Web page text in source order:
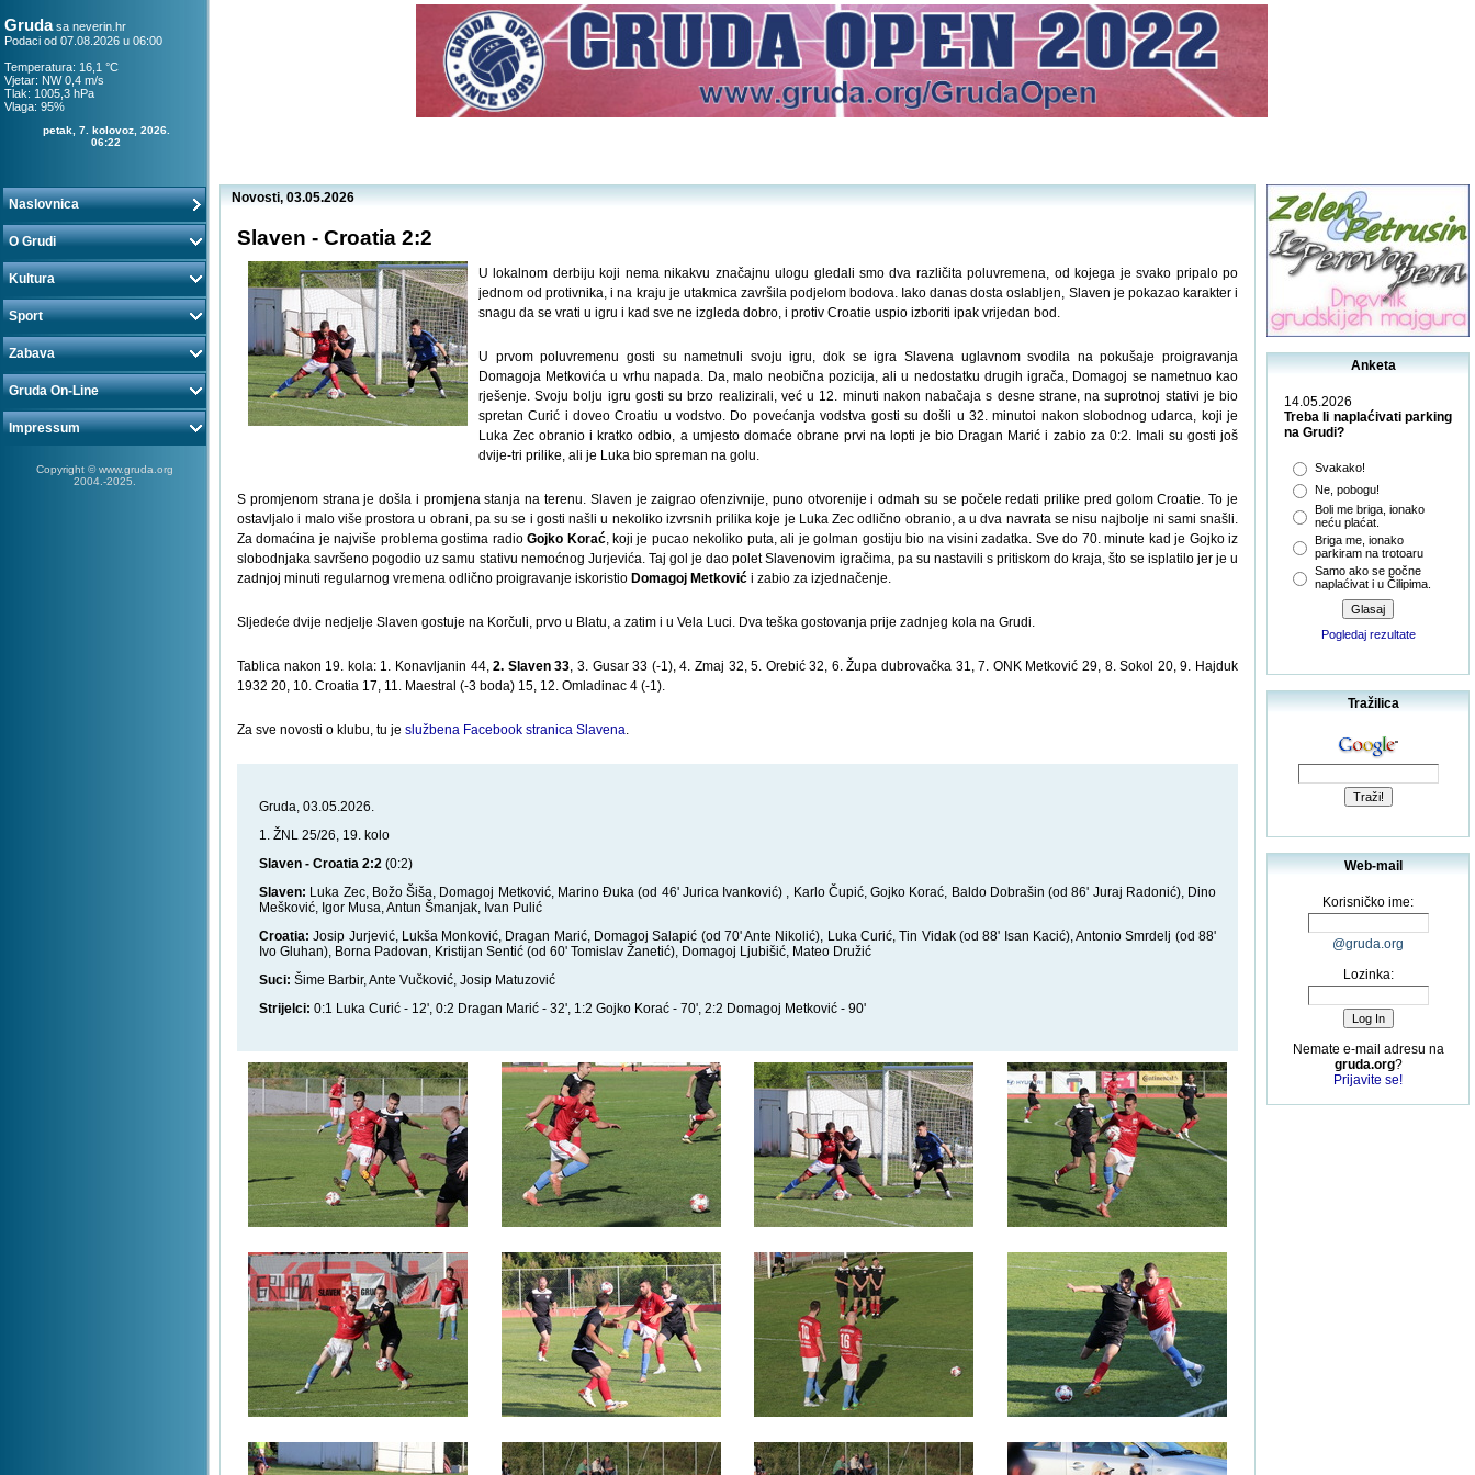
Grudasa neverin.hr
Podaci od 07.08.2026 u 06:00
Temperatura: 16,1 °C
Vjetar: NW 0,4 m/s
Tlak: 1005,3 hPa
Vlaga: 95%
petak, 7. kolovoz, 2026.
06:22
Naslovnica
O Grudi
Kultura
Sport
Zabava
Gruda On-Line
Impressum
Copyright © www.gruda.org
2004.-2025.
Anketa
14.05.2026
Treba li naplaćivati parking
na Grudi?
Svakako!
Ne, pobogu!
Boli me briga, ionako
neću plaćat.
Briga me, ionako
parkiram na trotoaru
Samo ako se počne
naplaćivat i u Čilipima.
Pogledaj rezultate
Tražilica
Web-mail
Korisničko ime:
@gruda.org
Lozinka:
Nemate e-mail adresu na
gruda.org?
Prijavite se!
Novosti, 03.05.2026
Slaven - Croatia 2:2
U lokalnom derbiju koji nema nikakvu značajnu ulogu gledali smo dva različita poluvremena, od kojega je svako pripalo po
jednom od protivnika, i na kraju je utakmica završila podjelom bodova. Iako danas dosta oslabljen, Slaven je pokazao karakter i
snagu da se vrati u igru i kad sve ne izgleda dobro, i protiv Croatie uspio izboriti ipak vrijedan bod.
U prvom poluvremenu gosti su nametnuli svoju igru, dok se igra Slavena uglavnom svodila na pokušaje proigravanja
Domagoja Metkovića u vrhu napada. Da, malo neobična pozicija, ali u nedostatku drugih igrača, Domagoj se nametnuo kao
rješenje. Svoju bolju igru gosti su brzo realizirali, već u 12. minuti nakon nabačaja s desne strane, na suprotnoj stativi je bio
spretan Curić i doveo Croatiu u vodstvo. Do povećanja vodstva gosti su došli u 32. minutoi nakon slobodnog udarca, koji je
Luka Zec obranio i kratko odbio, a umjesto domaće obrane prvi na lopti je bio Dragan Marić i zabio za 0:2. Imali su gosti još
dvije-tri prilike, ali je Luka bio spreman na golu.
S promjenom strana je došla i promjena stanja na terenu. Slaven je zaigrao ofenzivnije, puno otvorenije i odmah su se počele redati prilike pred golom Croatie. To je
ostavljalo i malo više prostora u obrani, pa su se i gosti našli u nekoliko izvrsnih prilika koje je Luka Zec odlično obranio, a u dva navrata se nisu najbolje ni sami snašli.
Za domaćina je najviše problema gostima radioGojko Korać, koji je pucao nekoliko puta, ali je golman gostiju bio na visini zadatka. Sve do 70. minute kad je Gojko iz
slobodnjaka savršeno pogodio uz samu stativu nemoćnog Jurjevića. Taj gol je dao polet Slavenovim igračima, pa su nastavili s pritiskom do kraja, što se isplatilo jer je u
zadnjoj minuti regularnog vremena odlično proigravanje iskoristio Domagoj Metković i zabio za izjednačenje.
Sljedeće dvije nedjelje Slaven gostuje na Korčuli, prvo u Blatu, a zatim i u Vela Luci. Dva teška gostovanja prije zadnjeg kola na Grudi.
Tablica nakon 19. kola: 1. Konavljanin 44,2. Slaven 33, 3. Gusar 33 (-1), 4. Zmaj 32, 5. Orebić 32, 6. Župa dubrovačka 31, 7. ONK Metković 29, 8. Sokol 20, 9. Hajduk
1932 20, 10. Croatia 17, 11. Maestral (-3 boda) 15, 12. Omladinac 4 (-1).
Za sve novosti o klubu, tu je službena Facebook stranica Slavena.
Gruda, 03.05.2026.
1. ŽNL 25/26, 19. kolo
Slaven - Croatia 2:2 (0:2)
Slaven: Luka Zec, Božo Šiša, Domagoj Metković, Marino Đuka (od 46' Jurica Ivanković) , Karlo Čupić, Gojko Korać, Baldo Dobrašin (od 86' Juraj Radonić), Dino
Mešković, Igor Musa, Antun Šmanjak, Ivan Pulić
Croatia: Josip Jurjević, Lukša Monković, Dragan Marić, Domagoj Salapić (od 70' Ante Nikolić), Luka Curić, Tin Vidak (od 88' Isan Kacić), Antonio Smrdelj (od 88'
Ivo Gluhan), Borna Padovan, Kristijan Sentić (od 60' Tomislav Žanetić), Domagoj Ljubišić, Mateo Družić
Suci: Šime Barbir, Ante Vučković, Josip Matuzović
Strijelci: 0:1 Luka Curić - 12', 0:2 Dragan Marić - 32', 1:2 Gojko Korać - 70', 2:2 Domagoj Metković - 90'